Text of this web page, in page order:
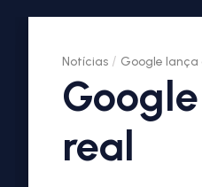
Notícias / Google lança
real